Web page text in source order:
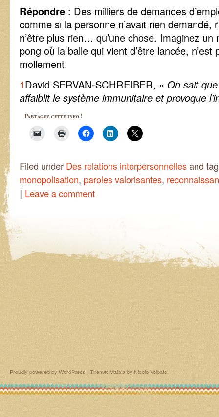
Répondre : Des milliers de demandes
comme si la personne n’avait rien demandé,
n’être plus rien… qu’une chose. Imaginez
pong où la balle qui vient d’être lancée,
mollement.
1David SERVAN-SCHREIBER, « On sait
affaiblit le système immunitaire et provoque
Partagez cette info !
Filed under Des relations interpersonnellesand
monopolisation, paroles valorisantes,
| Leave a comment
Proudly powered by WordPress | Theme: Matala by Nicolo Volpato